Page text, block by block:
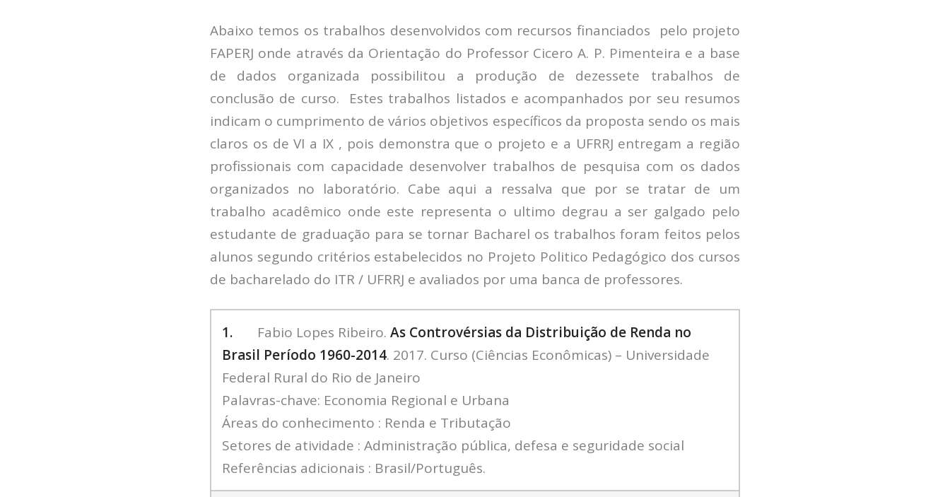
Economia da Poluição: Discussão
Capacidade de Suporte do Ecossistema
Exemplo de Externalidade e Poluição
Instrumento de Comando e Controle
Princípio do Poluidor Pagador
Nível Ótimo de Poluição
Pigou e poluição
Economia do Setor Público e Meio Ambiente
Parceiros
Abaixo temos os trabalhos desenvolvidos com recursos financiados pelo projeto
FAPERJ onde através da Orientação do Professor Cicero A. P. Pimenteira e a base
de dados organizada possibilitou a produção de dezessete trabalhos de
conclusão de curso. Estes trabalhos listados e acompanhados por seu resumos
indicam o cumprimento de vários objetivos específicos da proposta sendo os mais
claros os de VI a IX , pois demonstra que o projeto e a UFRRJ entregam a região
profissionais com capacidade desenvolver trabalhos de pesquisa com os dados
organizados no laboratório. Cabe aqui a ressalva que por se tratar de um
trabalho acadêmico onde este representa o ultimo degrau a ser galgado pelo
estudante de graduação para se tornar Bacharel os trabalhos foram feitos pelos
alunos segundo critérios estabelecidos no Projeto Politico Pedagógico dos cursos
de bacharelado do ITR / UFRRJ e avaliados por uma banca de professores.
1. Fabio Lopes Ribeiro. As Controvérsias da Distribuição de Renda no
Brasil Período 1960-2014. 2017. Curso (Ciências Econômicas) – Universidade
Federal Rural do Rio de Janeiro
Palavras-chave: Economia Regional e Urbana
Áreas do conhecimento : Renda e Tributação
Setores de atividade : Administração pública, defesa e seguridade social
Referências adicionais : Brasil/Português.